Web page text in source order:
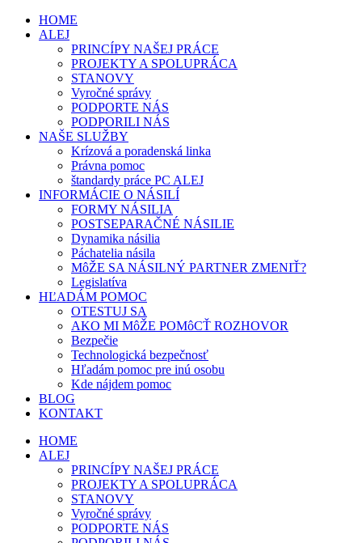
HOME
ALEJ
PRINCÍPY NAŠEJ PRÁCE
PROJEKTY A SPOLUPRÁCA
STANOVY
Vyročné správy
PODPORTE NÁS
PODPORILI NÁS
NAŠE SLUŽBY
Krízová a poradenská linka
Právna pomoc
štandardy práce PC ALEJ
INFORMÁCIE O NÁSILÍ
FORMY NÁSILIA
POSTSEPARAČNÉ NÁSILIE
Dynamika násilia
Páchatelia násila
MôŽE SA NÁSILNÝ PARTNER ZMENIŤ?
Legislatíva
HĽADÁM POMOC
OTESTUJ SA
AKO MI MôŽE POMôCŤ ROZHOVOR
Bezpečie
Technologická bezpečnosť
Hľadám pomoc pre inú osobu
Kde nájdem pomoc
BLOG
KONTAKT
HOME
ALEJ
PRINCÍPY NAŠEJ PRÁCE
PROJEKTY A SPOLUPRÁCA
STANOVY
Vyročné správy
PODPORTE NÁS